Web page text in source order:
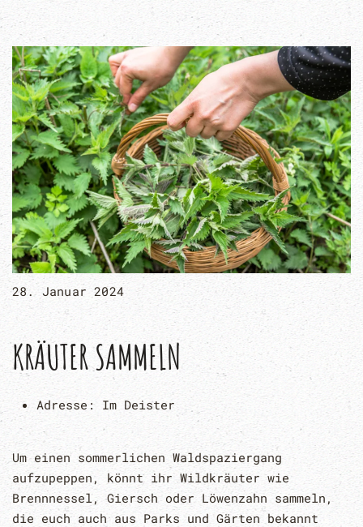
28. Januar 2024
KRÄUTER SAMMELN
Adresse: Im Deister
Um einen sommerlichen Waldspaziergang
aufzupeppen, könnt ihr Wildkräuter wie
Brennnessel, Giersch oder Löwenzahn sammeln,
die euch auch aus Parks und Gärten bekannt